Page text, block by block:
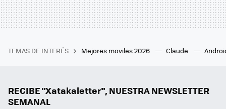
TEMAS DE INTERÉS Mejores moviles 2026 Claude
RECIBE "Xatakaletter", NUESTRA NEWSLETTER
SEMANAL